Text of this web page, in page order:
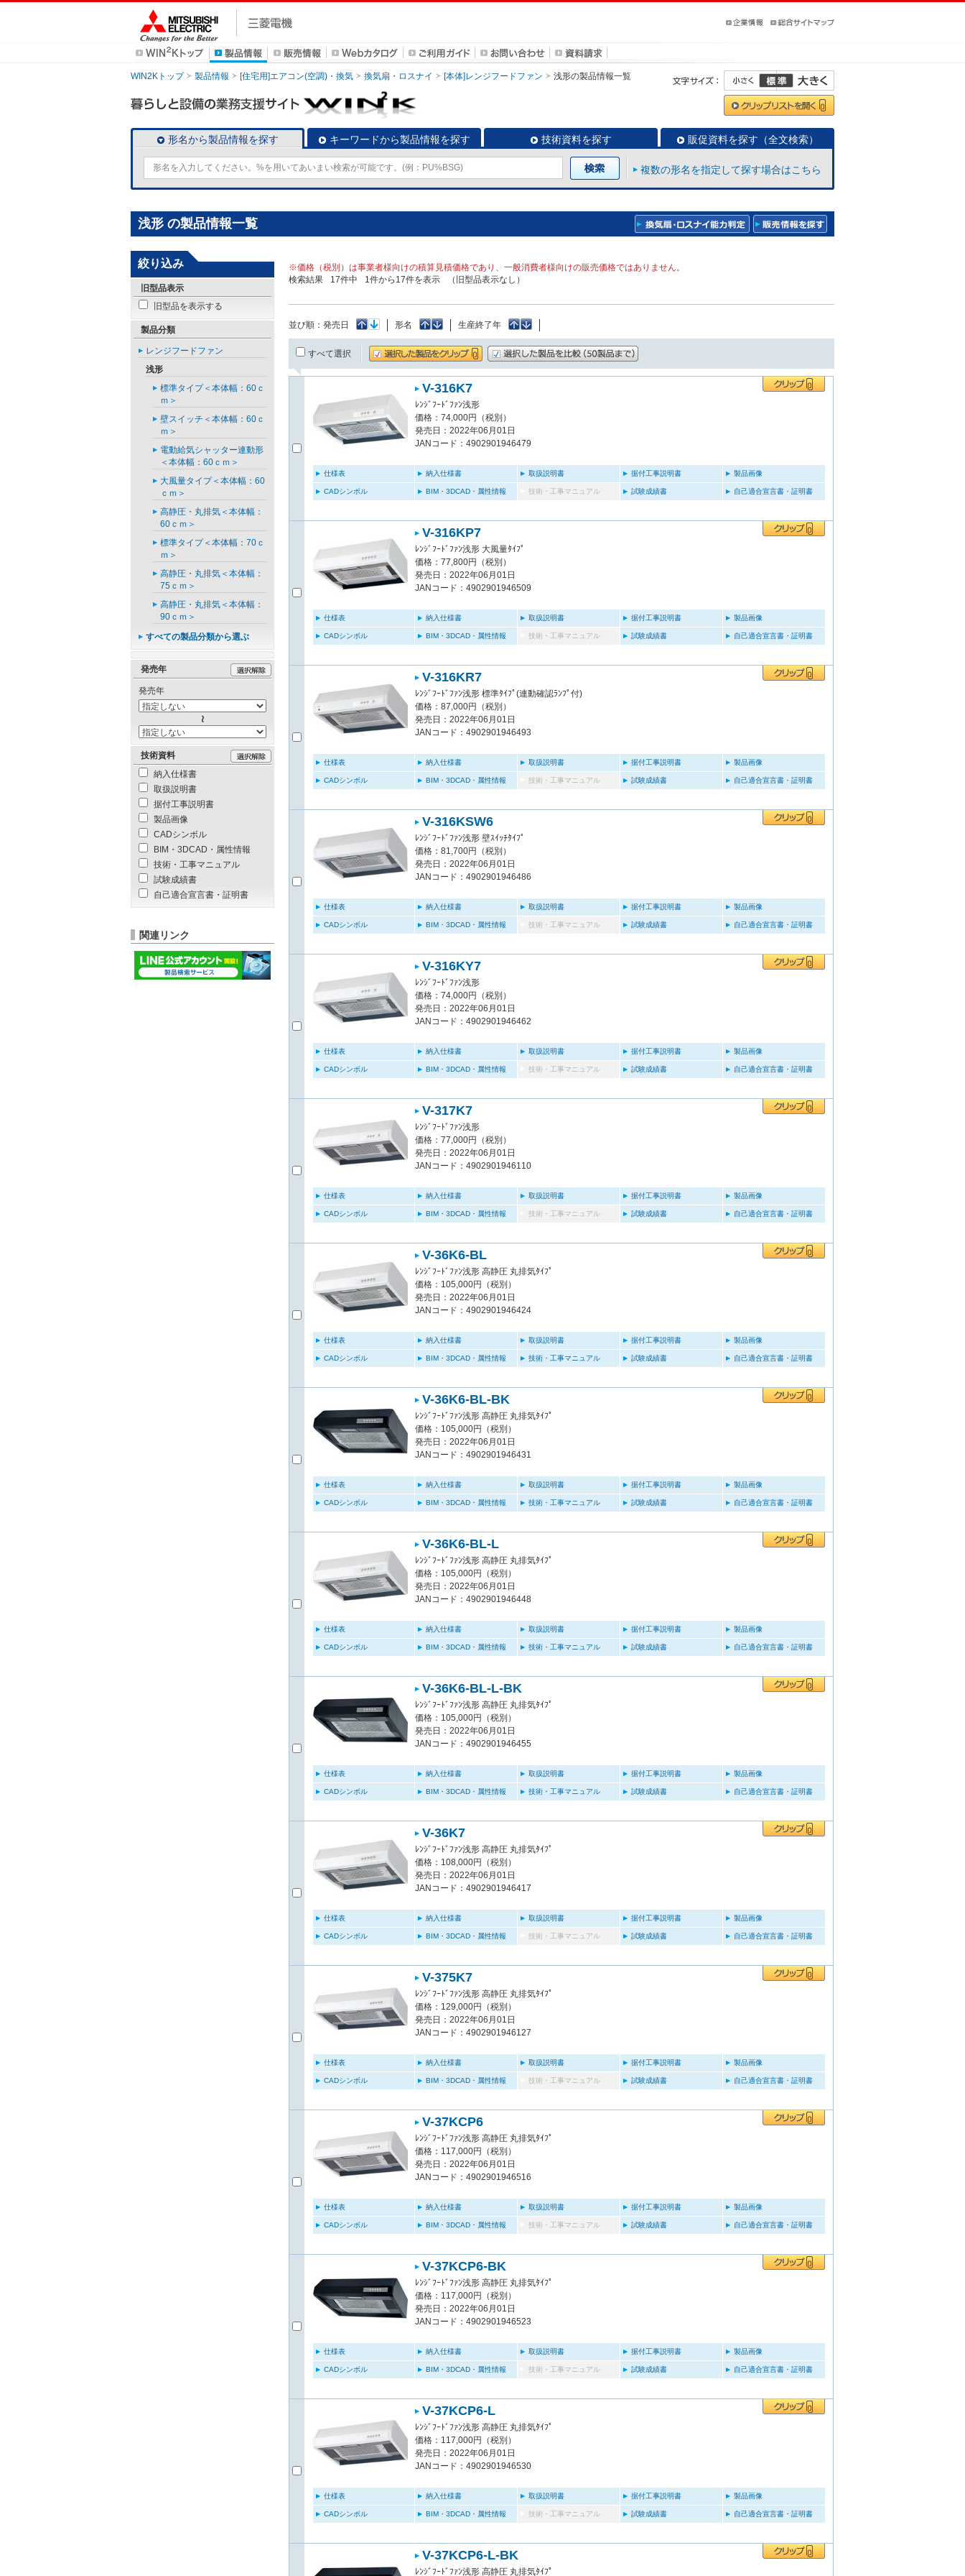
WIN2Kトップ 製品情報 [住宅用]エアコン(空調)・換気 換気扇・ロスナイ [本体]レンジフードファン 浅形の製品情報一覧
形名から製品情報を探す キーワードから製品情報を探す 技術資料を探す 販促資料を探す（全文検索）
複数の形名を指定して探す場合はこちら
浅形 の製品情報一覧
※価格（税別）は事業者様向けの積算見積価格であり、一般消費者様向けの販売価格ではありません。
検索結果
17件中 1件から 17件を表示 （旧型品表示なし）
並び順： 発売日 形名 生産終了年
すべて選択
V-316K7
ﾚﾝｼﾞﾌｰﾄﾞﾌｧﾝ浅形
価格：74,000円（税別）
発売日：2022年06月01日
JANコード：4902901946479
仕様表 納入仕様書 取扱説明書 据付工事説明書 製品画像
CADシンボル BIM・3DCAD・属性情報 技術・工事マニュアル 試験成績書 自己適合宣言書・証明書
V-316KP7
ﾚﾝｼﾞﾌｰﾄﾞﾌｧﾝ浅形 大風量ﾀｲﾌﾟ
価格：77,800円（税別）
発売日：2022年06月01日
JANコード：4902901946509
仕様表 納入仕様書 取扱説明書 据付工事説明書 製品画像
CADシンボル BIM・3DCAD・属性情報 技術・工事マニュアル 試験成績書 自己適合宣言書・証明書
V-316KR7
ﾚﾝｼﾞﾌｰﾄﾞﾌｧﾝ浅形 標準ﾀｲﾌﾟ(連動確認ﾗﾝﾌﾟ付)
価格：87,000円（税別）
発売日：2022年06月01日
JANコード：4902901946493
仕様表 納入仕様書 取扱説明書 据付工事説明書 製品画像
CADシンボル BIM・3DCAD・属性情報 技術・工事マニュアル 試験成績書 自己適合宣言書・証明書
V-316KSW6
ﾚﾝｼﾞﾌｰﾄﾞﾌｧﾝ浅形 壁ｽｲｯﾁﾀｲﾌﾟ
価格：81,700円（税別）
発売日：2022年06月01日
JANコード：4902901946486
仕様表 納入仕様書 取扱説明書 据付工事説明書 製品画像
CADシンボル BIM・3DCAD・属性情報 技術・工事マニュアル 試験成績書 自己適合宣言書・証明書
V-316KY7
ﾚﾝｼﾞﾌｰﾄﾞﾌｧﾝ浅形
価格：74,000円（税別）
発売日：2022年06月01日
JANコード：4902901946462
仕様表 納入仕様書 取扱説明書 据付工事説明書 製品画像
CADシンボル BIM・3DCAD・属性情報 技術・工事マニュアル 試験成績書 自己適合宣言書・証明書
V-317K7
ﾚﾝｼﾞﾌｰﾄﾞﾌｧﾝ浅形
価格：77,000円（税別）
発売日：2022年06月01日
JANコード：4902901946110
仕様表 納入仕様書 取扱説明書 据付工事説明書 製品画像
CADシンボル BIM・3DCAD・属性情報 技術・工事マニュアル 試験成績書 自己適合宣言書・証明書
V-36K6-BL
ﾚﾝｼﾞﾌｰﾄﾞﾌｧﾝ浅形 高静圧 丸排気ﾀｲﾌﾟ
価格：105,000円（税別）
発売日：2022年06月01日
JANコード：4902901946424
仕様表 納入仕様書 取扱説明書 据付工事説明書 製品画像
CADシンボル BIM・3DCAD・属性情報 技術・工事マニュアル 試験成績書 自己適合宣言書・証明書
V-36K6-BL-BK
ﾚﾝｼﾞﾌｰﾄﾞﾌｧﾝ浅形 高静圧 丸排気ﾀｲﾌﾟ
価格：105,000円（税別）
発売日：2022年06月01日
JANコード：4902901946431
仕様表 納入仕様書 取扱説明書 据付工事説明書 製品画像
CADシンボル BIM・3DCAD・属性情報 技術・工事マニュアル 試験成績書 自己適合宣言書・証明書
V-36K6-BL-L
ﾚﾝｼﾞﾌｰﾄﾞﾌｧﾝ浅形 高静圧 丸排気ﾀｲﾌﾟ
価格：105,000円（税別）
発売日：2022年06月01日
JANコード：4902901946448
仕様表 納入仕様書 取扱説明書 据付工事説明書 製品画像
CADシンボル BIM・3DCAD・属性情報 技術・工事マニュアル 試験成績書 自己適合宣言書・証明書
V-36K6-BL-L-BK
ﾚﾝｼﾞﾌｰﾄﾞﾌｧﾝ浅形 高静圧 丸排気ﾀｲﾌﾟ
価格：105,000円（税別）
発売日：2022年06月01日
JANコード：4902901946455
仕様表 納入仕様書 取扱説明書 据付工事説明書 製品画像
CADシンボル BIM・3DCAD・属性情報 技術・工事マニュアル 試験成績書 自己適合宣言書・証明書
V-36K7
ﾚﾝｼﾞﾌｰﾄﾞﾌｧﾝ浅形 高静圧 丸排気ﾀｲﾌﾟ
価格：108,000円（税別）
発売日：2022年06月01日
JANコード：4902901946417
仕様表 納入仕様書 取扱説明書 据付工事説明書 製品画像
CADシンボル BIM・3DCAD・属性情報 技術・工事マニュアル 試験成績書 自己適合宣言書・証明書
V-375K7
ﾚﾝｼﾞﾌｰﾄﾞﾌｧﾝ浅形 高静圧 丸排気ﾀｲﾌﾟ
価格：129,000円（税別）
発売日：2022年06月01日
JANコード：4902901946127
仕様表 納入仕様書 取扱説明書 据付工事説明書 製品画像
CADシンボル BIM・3DCAD・属性情報 技術・工事マニュアル 試験成績書 自己適合宣言書・証明書
V-37KCP6
ﾚﾝｼﾞﾌｰﾄﾞﾌｧﾝ浅形 高静圧 丸排気ﾀｲﾌﾟ
価格：117,000円（税別）
発売日：2022年06月01日
JANコード：4902901946516
仕様表 納入仕様書 取扱説明書 据付工事説明書 製品画像
CADシンボル BIM・3DCAD・属性情報 技術・工事マニュアル 試験成績書 自己適合宣言書・証明書
V-37KCP6-BK
ﾚﾝｼﾞﾌｰﾄﾞﾌｧﾝ浅形 高静圧 丸排気ﾀｲﾌﾟ
価格：117,000円（税別）
発売日：2022年06月01日
JANコード：4902901946523
仕様表 納入仕様書 取扱説明書 据付工事説明書 製品画像
CADシンボル BIM・3DCAD・属性情報 技術・工事マニュアル 試験成績書 自己適合宣言書・証明書
V-37KCP6-L
ﾚﾝｼﾞﾌｰﾄﾞﾌｧﾝ浅形 高静圧 丸排気ﾀｲﾌﾟ
価格：117,000円（税別）
発売日：2022年06月01日
JANコード：4902901946530
仕様表 納入仕様書 取扱説明書 据付工事説明書 製品画像
CADシンボル BIM・3DCAD・属性情報 技術・工事マニュアル 試験成績書 自己適合宣言書・証明書
V-37KCP6-L-BK
ﾚﾝｼﾞﾌｰﾄﾞﾌｧﾝ浅形 高静圧 丸排気ﾀｲﾌﾟ
絞り込み
旧型品表示
旧型品を表示する
製品分類
レンジフードファン
浅形
標準タイプ＜本体幅：60ｃ
ｍ＞
壁スイッチ＜本体幅：60ｃ
ｍ＞
電動給気シャッター連動形
＜本体幅：60ｃｍ＞
大風量タイプ＜本体幅：60
ｃｍ＞
高静圧・丸排気＜本体幅：
60ｃｍ＞
標準タイプ＜本体幅：70ｃ
ｍ＞
高静圧・丸排気＜本体幅：
75ｃｍ＞
高静圧・丸排気＜本体幅：
90ｃｍ＞
すべての製品分類から選ぶ
発売年
発売年
技術資料
納入仕様書
取扱説明書
据付工事説明書
製品画像
CADシンボル
BIM・3DCAD・属性情報
技術・工事マニュアル
試験成績書
自己適合宣言書・証明書
関連リンク